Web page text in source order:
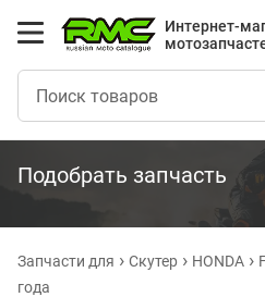
Интернет-
Подобрать запчасть
Запчасти для Скутер HONDA
года